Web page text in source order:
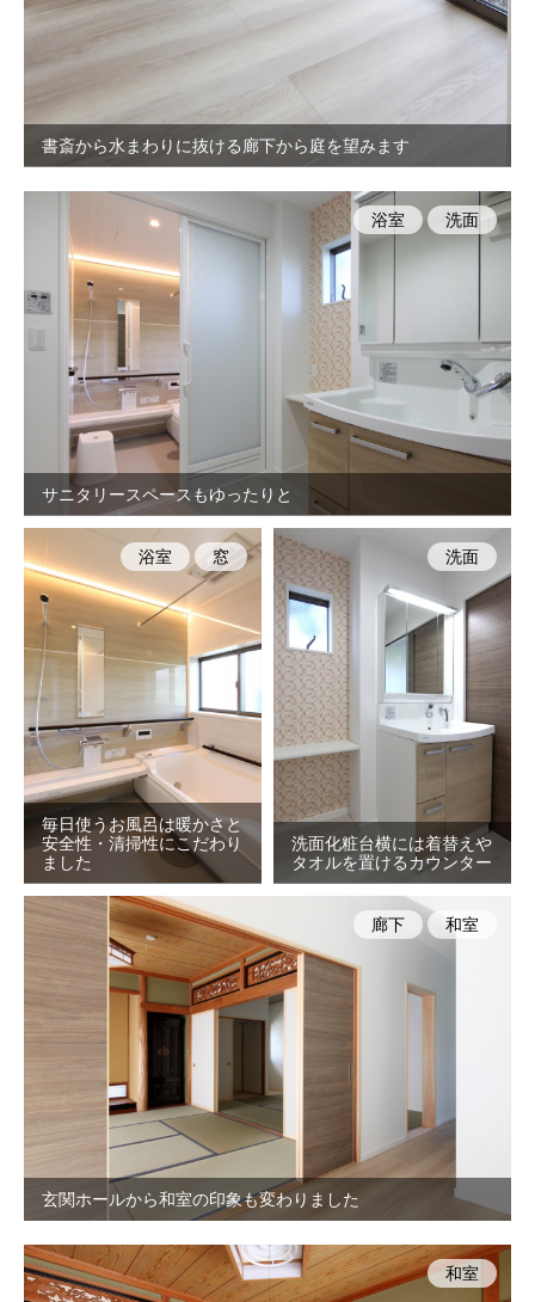
書斎から水まわりに抜ける廊下から庭を望みます
サニタリースペースもゆったりと
浴室 洗面
毎日使うお風呂は暖かさと
安全性・清掃性にこだわり
ました
浴室 窓
洗面化粧台横には着替えや
タオルを置けるカウンター
洗面
玄関ホールから和室の印象も変わりました
廊下 和室
和室